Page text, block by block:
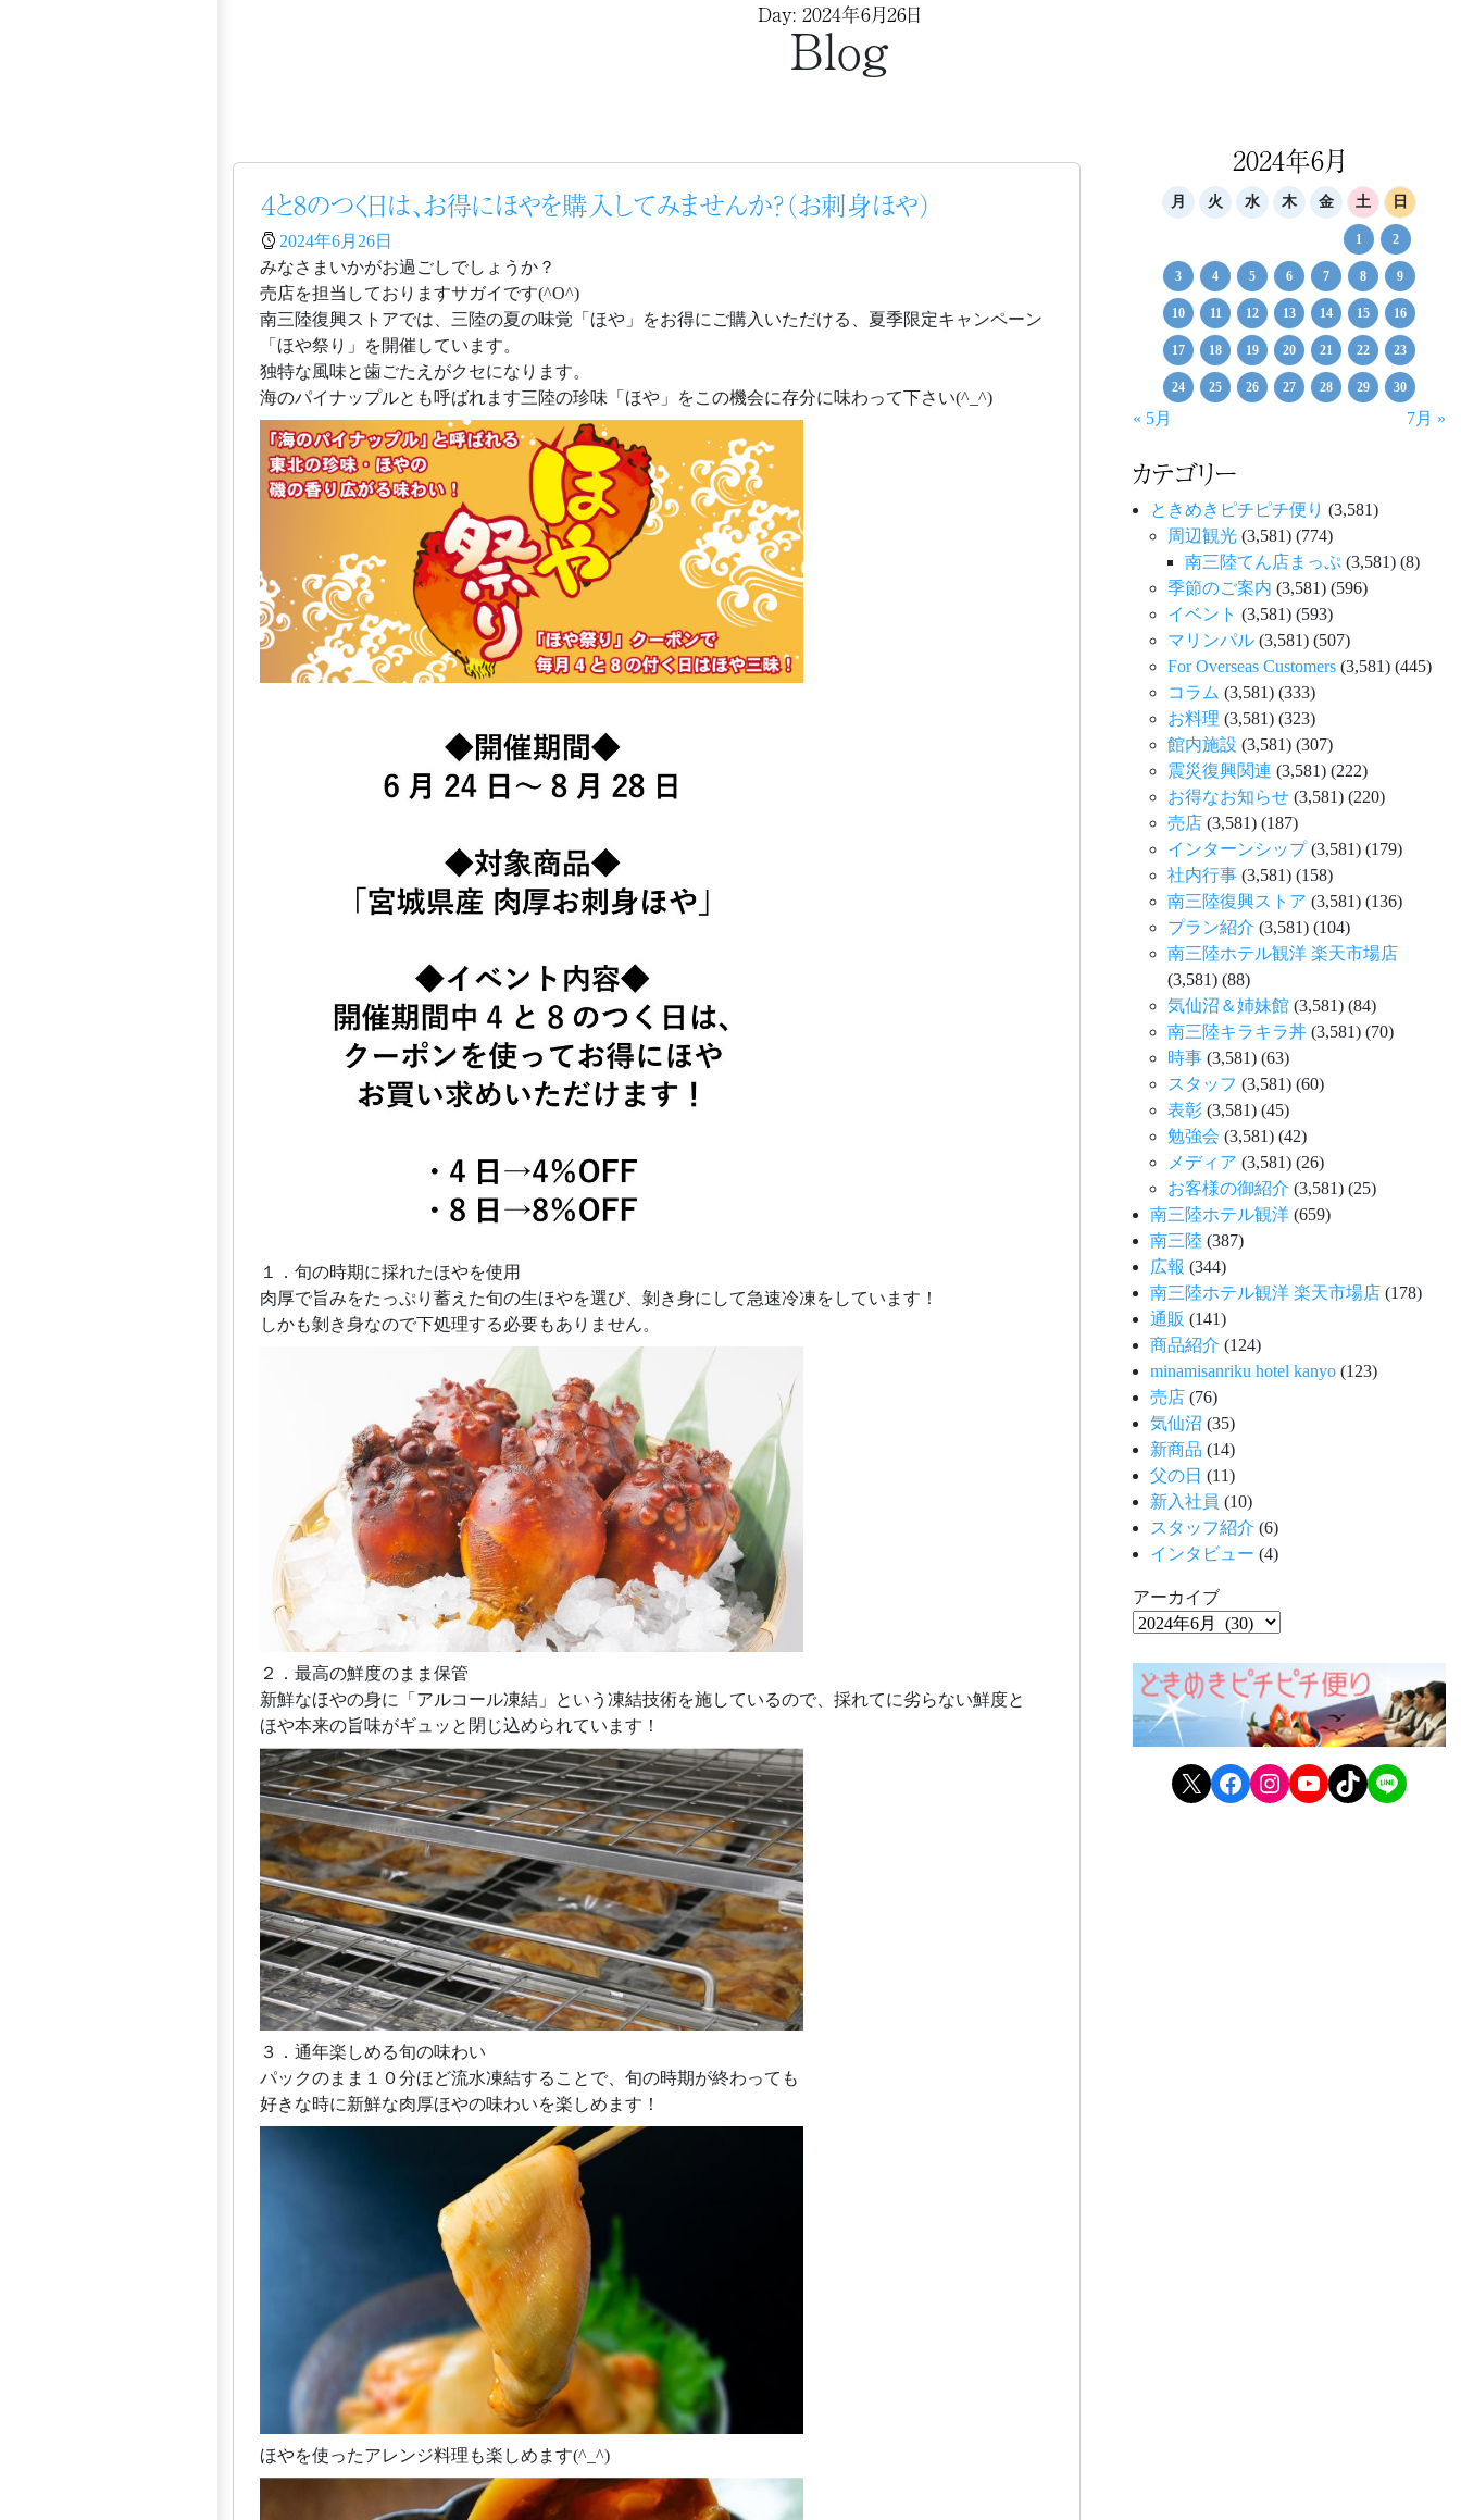
Day: 2024年6月26日
Blog
４と8のつく日は、お得にほやを購入してみませんか？（お刺身ほや）
2024年6月26日
みなさまいかがお過ごしでしょうか？
売店を担当しておりますサガイです(^O^)
南三陸復興ストアでは、三陸の夏の味覚「ほや」をお得にご購入いただける、夏季限定キャンペーン
「ほや祭り」を開催しています。
独特な風味と歯ごたえがクセになります。
海のパイナップルとも呼ばれます三陸の珍味「ほや」をこの機会に存分に味わって下さい(^_^)
１．旬の時期に採れたほやを使用
肉厚で旨みをたっぷり蓄えた旬の生ほやを選び、剝き身にして急速冷凍をしています！
しかも剝き身なので下処理する必要もありません。
２．最高の鮮度のまま保管
新鮮なほやの身に「アルコール凍結」という凍結技術を施しているので、採れてに劣らない鮮度と
ほや本来の旨味がギュッと閉じ込められています！
３．通年楽しめる旬の味わい
パックのまま１０分ほど流水凍結することで、旬の時期が終わっても
好きな時に新鮮な肉厚ほやの味わいを楽しめます！
ほやを使ったアレンジ料理も楽しめます(^_^)
2024年6月
月 火 水 木 金 土 日
1 2
3 4 5 6 7 8 9
10 11 12 13 14 15 16
17 18 19 20 21 22 23
24 25 26 27 28 29 30
« 5月 7月 »
カテゴリー
ときめきピチピチ便り (3,581)
周辺観光 (3,581) (774)
南三陸てん店まっぷ (3,581) (8)
季節のご案内 (3,581) (596)
イベント (3,581) (593)
マリンパル (3,581) (507)
For Overseas Customers (3,581) (445)
コラム (3,581) (333)
お料理 (3,581) (323)
館内施設 (3,581) (307)
震災復興関連 (3,581) (222)
お得なお知らせ (3,581) (220)
売店 (3,581) (187)
インターンシップ(3,581) (179)
社内行事 (3,581) (158)
南三陸復興ストア (3,581) (136)
プラン紹介 (3,581) (104)
南三陸ホテル観洋 楽天市場店
(3,581) (88)
気仙沼＆姉妹館 (3,581) (84)
南三陸キラキラ丼 (3,581) (70)
時事 (3,581) (63)
スタッフ (3,581) (60)
表彰 (3,581) (45)
勉強会 (3,581) (42)
メディア (3,581) (26)
お客様の御紹介 (3,581) (25)
南三陸ホテル観洋 (659)
南三陸 (387)
広報 (344)
南三陸ホテル観洋 楽天市場店 (178)
通販 (141)
商品紹介 (124)
minamisanriku hotel kanyo (123)
売店 (76)
気仙沼 (35)
新商品 (14)
父の日 (11)
新入社員 (10)
スタッフ紹介 (6)
インタビュー (4)
アーカイブ
X Facebook Instagram YouTube TikTok LINE